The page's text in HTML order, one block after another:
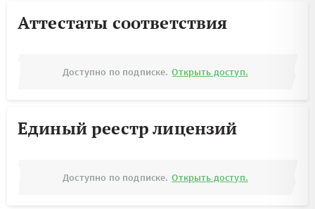
Аттестаты соответствия
Доступно по подписке. Открыть доступ.
Единый реестр лицензий
Доступно по подписке. Открыть доступ.